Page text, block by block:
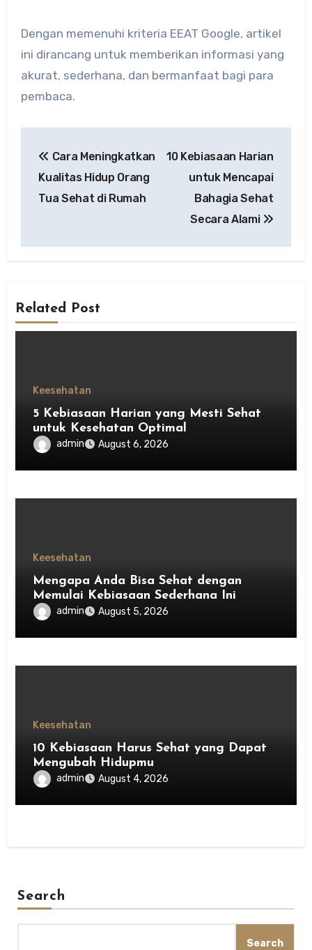
Dengan memenuhi kriteria EEAT Google, artikel
ini dirancang untuk memberikan informasi yang
akurat, sederhana, dan bermanfaat bagi para
pembaca.
navigation
Cara Meningkatkan
Kualitas Hidup Orang
Tua Sehat di Rumah
10 Kebiasaan Harian
untuk Mencapai
Bahagia Sehat
Secara Alami
Related Post
Keesehatan
5 Kebiasaan Harian yang Mesti Sehat
untuk Kesehatan Optimal
admin August 6, 2026
Keesehatan
Mengapa Anda Bisa Sehat dengan
Memulai Kebiasaan Sederhana Ini
admin August 5, 2026
Keesehatan
10 Kebiasaan Harus Sehat yang Dapat
Mengubah Hidupmu
admin August 4, 2026
Search
Search